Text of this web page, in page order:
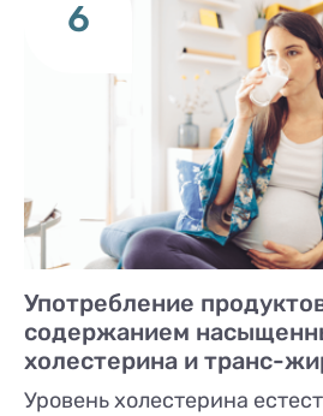
6
Употребление
содержанием
холестерина и транс-
Уровень холестерина